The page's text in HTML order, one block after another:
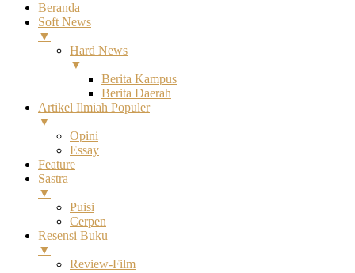
Beranda
Soft News
▼
Hard News
▼
Berita Kampus
Berita Daerah
Artikel Ilmiah Populer
▼
Opini
Essay
Feature
Sastra
▼
Puisi
Cerpen
Resensi Buku
▼
Review-Film